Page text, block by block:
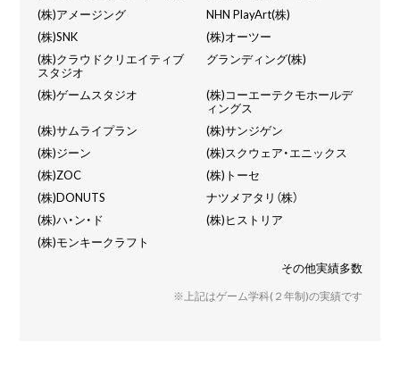
(株)アメージング
NHN PlayArt(株)
(株)SNK
(株)オーツー
(株)クラウドクリエイティブ
スタジオ
グランディング(株)
(株)ゲームスタジオ (株)コーエーテクモホールデ
ィングス
(株)サムライプラン
(株)サンジゲン
(株)ジーン
(株)スクウェア・エニックス
(株)ZOC
(株)トーセ
(株)DONUTS
ナツメアタリ（株）
(株)ハ・ン・ド
(株)ヒストリア
(株)モンキークラフト
その他実績多数
※上記はゲーム学科(２年制)の実績です